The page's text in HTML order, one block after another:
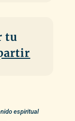
tu
espiritual